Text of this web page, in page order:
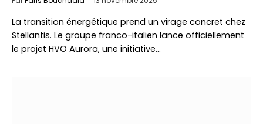
La transition énergétique prend un virage concret chez
Stellantis. Le groupe franco-italien lance officiellement
le projet HVO Aurora, une initiative…